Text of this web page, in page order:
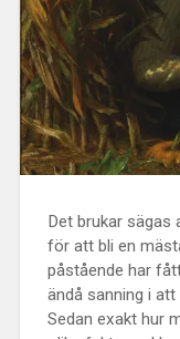
Det brukar
för att bli en
påstående har
ändå sanning i
Sedan exakt hur